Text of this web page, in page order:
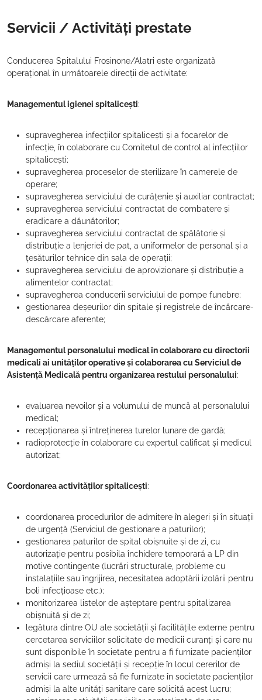
Servicii / Activități prestate
Conducerea Spitalului Frosinone/Alatri este organizată
operațional în următoarele direcții de activitate:
Managementul igienei spitalicești:
supravegherea infecțiilor spitalicești și a focarelor de
infecție, în colaborare cu Comitetul de control al infecțiilor
spitalicești;
supravegherea proceselor de sterilizare în camerele de
operare;
supravegherea serviciului de curățenie și auxiliar contractat;
supravegherea serviciului contractat de combatere și
eradicare a dăunătorilor;
supravegherea serviciului contractat de spălătorie și
distribuție a lenjeriei de pat, a uniformelor de personal și a
țesăturilor tehnice din sala de operații;
supravegherea serviciului de aprovizionare și distribuție a
alimentelor contractat;
supravegherea conducerii serviciului de pompe funebre;
gestionarea deșeurilor din spitale și registrele de încărcare-
descărcare aferente;
Managementul personalului medical în colaborare cu directorii
medicali ai unităților operative și colaborarea cu Serviciul de
Asistență Medicală pentru organizarea restului personalului:
evaluarea nevoilor și a volumului de muncă al personalului
medical;
recepționarea și întreținerea turelor lunare de gardă;
radioprotecție în colaborare cu expertul calificat și medicul
autorizat;
Coordonarea activităților spitalicești:
coordonarea procedurilor de admitere în alegeri și în situații
de urgență (Serviciul de gestionare a paturilor);
gestionarea paturilor de spital obișnuite și de zi, cu
autorizație pentru posibila închidere temporară a LP din
motive contingente (lucrări structurale, probleme cu
instalațiile sau îngrijirea, necesitatea adoptării izolării pentru
boli infecțioase etc.);
monitorizarea listelor de așteptare pentru spitalizarea
obișnuită și de zi;
legătura dintre OU ale societății și facilitățile externe pentru
cercetarea serviciilor solicitate de medicii curanți și care nu
sunt disponibile în societate pentru a fi furnizate pacienților
admiși la sediul societății și recepție în locul cererilor de
servicii care urmează să fie furnizate în societate pacienților
admiși la alte unități sanitare care solicită acest lucru;